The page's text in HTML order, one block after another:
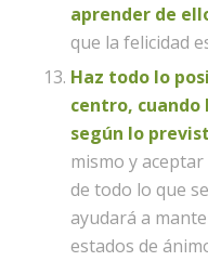
aprender de
que la felicidad
Haz todo lo
centro, cuando
según lo
mismo y
de todo lo que
ayudará a
estados de